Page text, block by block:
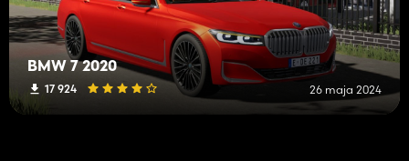
BMW 7 2020
17 924 26 maja 2024